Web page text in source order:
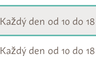
Každý den od 10 do
Každý den od 10 do